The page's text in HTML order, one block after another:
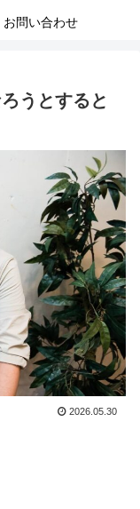
お問い合わせ
うとすると
2026.05.30